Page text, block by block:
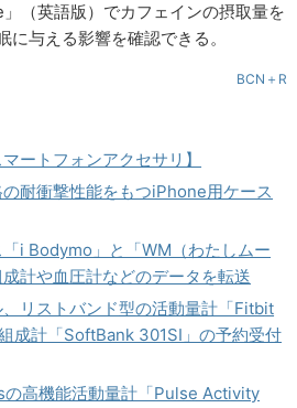
（英語版）でカフェインの摂取量を
与える影響を確認できる。
BCN＋R
ートフォンアクセサリ】
耐衝撃性能をもつiPhone用ケース
「i Bodymo」と「WM（わたしムー
計や血圧計などのデータを転送
リストバンド型の活動量計「Fitbit
成計「SoftBank 301SI」の予約受付
高機能活動量計「Pulse Activity